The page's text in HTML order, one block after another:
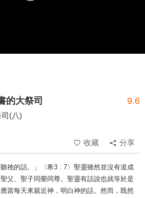
的大祭司 9.6
(八)
收藏
分享
祂的話。」〈希3 : 7〉聖靈雖然並沒有道成
父、聖子同榮同尊。聖靈有話說也就等於是
當每天來親近神，明白神的話。然而，既然